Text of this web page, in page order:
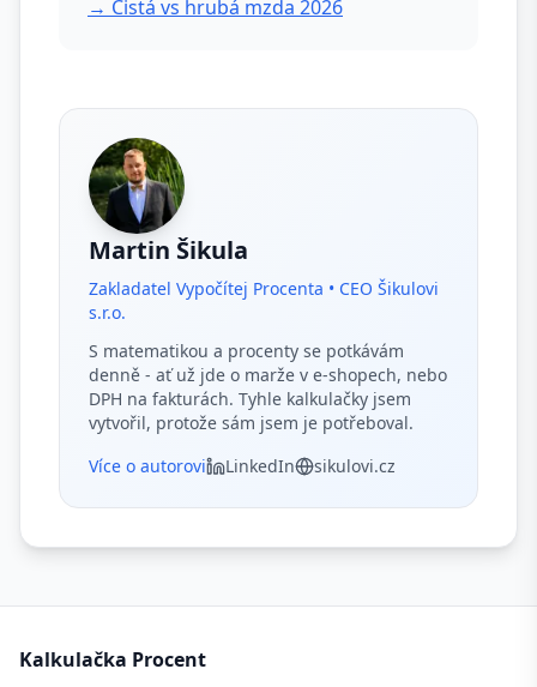
→ Čistá vs hrubá mzda 2026
Martin Šikula
Zakladatel Vypočítej Procenta • CEO Šikulovi
s.r.o.
S matematikou a procenty se potkávám
denně - ať už jde o marže v e-shopech, nebo
DPH na fakturách. Tyhle kalkulačky jsem
vytvořil, protože sám jsem je potřeboval.
Více o autorovi
LinkedIn sikulovi.cz
Kalkulačka Procent